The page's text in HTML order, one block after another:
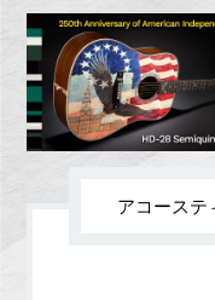
アコーステ